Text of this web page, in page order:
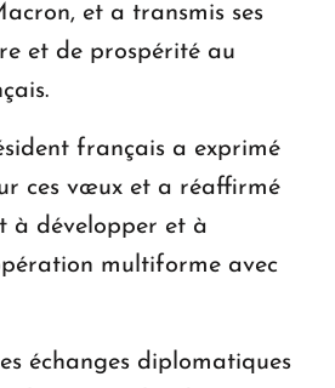
et a transmis ses
et de prospérité au
français a exprimé
ces vœux et a réaffirmé
à développer et à
multiforme avec
échanges diplomatiques